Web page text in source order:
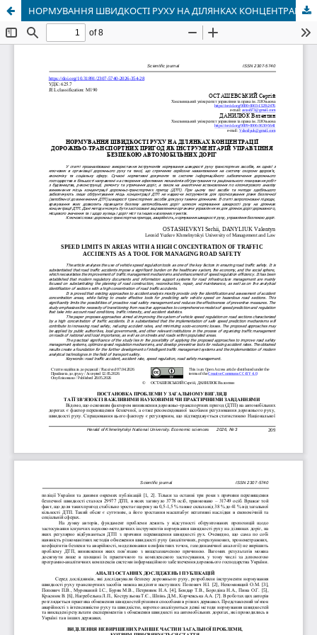
НОРМУВАННЯ ШВИДКОСТІ РУХУ НА ДІЛЯНКАХ КОНЦЕНТРАЦІЇ ДОРОЖНЬО-ТРАНСПОРТНИХ ПРИГОД ЯК ІНСТРУМЕНТАРІЙ УПРАВЛІННЯ БЕЗПЕКОЮ АВТОМОБІЛЬНИХ ДОРІГ